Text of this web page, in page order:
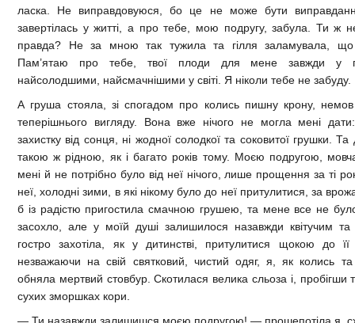
ласка. Не виправдовуюся, бо це не може бути
завертілась у житті, а про тебе, мою подругу, забула. Ти ж
правда? Не за мною так тужила та гілля заламувала,
Пам’ятаю про тебе, твої плоди для мене завжди у
найсолодшими, найсмачнішими у світі. Я ніколи тебе не забуду.
А груша стояла, зі спогадом про колись пишну крону,
теперішнього вигляду. Вона вже нічого не могла мені
захистку від сонця, ні жодної солодкої та соковитої грушки.
такою ж рідною, як і багато років тому. Моєю подругою,
мені й не потрібно було від неї нічого, лише прощення за ті
неї, холодні зими, в які нікому було до неї притулитися, за
б із радістю пригостила смачною грушею, та мене все не
засохло, але у моїй душі залишилося назавжди квітучим
гостро захотіла, як у дитинстві, притулитися щокою до
незважаючи на свій святковий, чистий одяг, я, як колись та
обняла мертвий стовбур. Скотилася велика сльоза і, пробігши
сухих зморшках кори.
— Ти назавжди залишишся моєю подругою! — прошепотіла я,